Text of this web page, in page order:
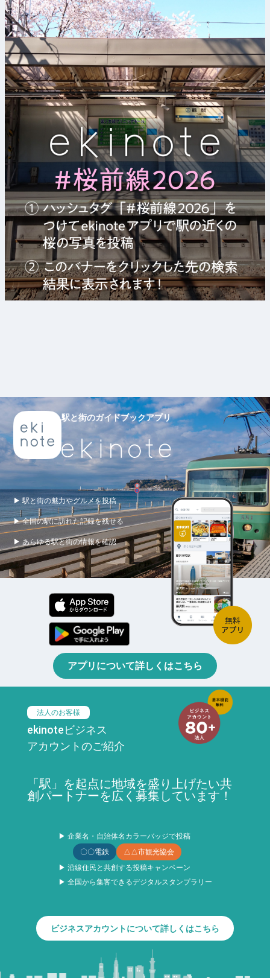
駅と街のガイドブックアプリ
▶ 駅と街の魅力やグルメを投稿
▶ 全国の駅に訪れた記録を残せる
▶ あらゆる駅と街の情報を確認
アプリについて詳しくはこちら
法人のお客様
ekinoteビジネス
アカウントのご紹介
「駅」を起点に地域を盛り上げたい共
創パートナーを広く募集しています！
▶ 企業名・自治体名カラーバッジで投稿
〇〇電鉄
△△市観光協会
▶ 沿線住民と共創する投稿キャンペーン
▶ 全国から集客できるデジタルスタンプラリー
ビジネスアカウントについて詳しくはこちら